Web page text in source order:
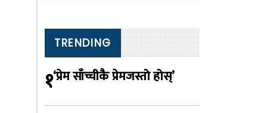
TRENDING
१‘प्रेम साँच्चीकै प्रेमजस्तो होस्’